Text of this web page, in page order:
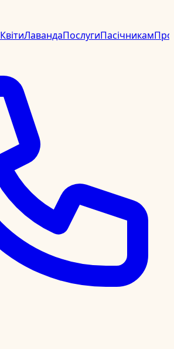
КвітиЛавандаПослугиПасічникамПро